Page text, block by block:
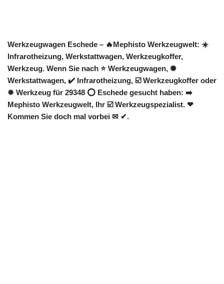
Werkzeugwagen Eschede – 🔥Mephisto Werkzeugwelt: ☀️
Infrarotheizung, Werkstattwagen, Werkzeugkoffer,
Werkzeug. Wenn Sie nach ⭐ Werkzeugwagen, ✺
Werkstattwagen, ✔️ Infrarotheizung, ☑️ Werkzeugkoffer oder
✹ Werkzeug für 29348 ⭕ Eschede gesucht haben: ➡️
Mephisto Werkzeugwelt, Ihr ☑️ Werkzeugspezialist. ❤
Kommen Sie doch mal vorbei ✉ ✔.